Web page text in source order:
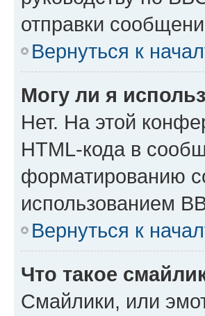
отправки
Вернуться к
Могу ли я
Нет. На этой
HTML-кода в
форматированию
использованием
Вернуться к
Что такое
Смайлики, или